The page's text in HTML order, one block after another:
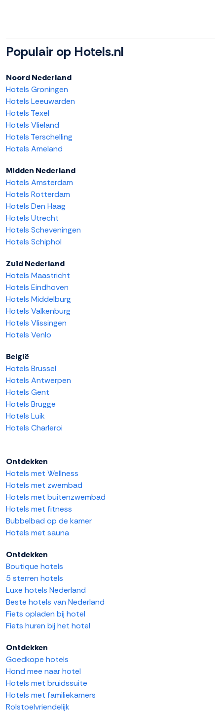
Populair op Hotels.nl
Noord Nederland
Hotels Groningen
Hotels Leeuwarden
Hotels Texel
Hotels Vlieland
Hotels Terschelling
Hotels Ameland
Midden Nederland
Hotels Amsterdam
Hotels Rotterdam
Hotels Den Haag
Hotels Utrecht
Hotels Scheveningen
Hotels Schiphol
Zuid Nederland
Hotels Maastricht
Hotels Eindhoven
Hotels Middelburg
Hotels Valkenburg
Hotels Vlissingen
Hotels Venlo
België
Hotels Brussel
Hotels Antwerpen
Hotels Gent
Hotels Brugge
Hotels Luik
Hotels Charleroi
Ontdekken
Hotels met Wellness
Hotels met zwembad
Hotels met buitenzwembad
Hotels met fitness
Bubbelbad op de kamer
Hotels met sauna
Ontdekken
Boutique hotels
5 sterren hotels
Luxe hotels Nederland
Beste hotels van Nederland
Fiets opladen bij hotel
Fiets huren bij het hotel
Ontdekken
Goedkope hotels
Hond mee naar hotel
Hotels met bruidssuite
Hotels met familiekamers
Rolstoelvriendelijk